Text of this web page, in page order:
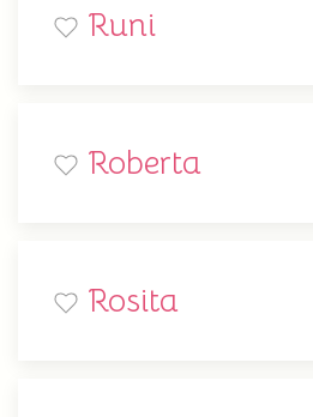
Runi
Roberta
Rosita